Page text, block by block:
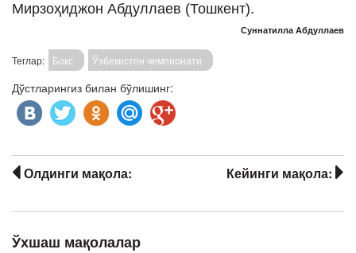
Мирзоҳиджон Абдуллаев (Тошкент).
Суннатилла Абдуллаев
Теглар: Бокс Ўзбекистон чемпионати
Дўстларингиз билан бўлишинг:
Кейинги мақола:
Олдинги мақола:
Ўхшаш мақолалар